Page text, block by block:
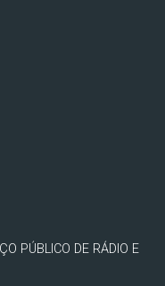
PÚBLICO DE RÁDIO E